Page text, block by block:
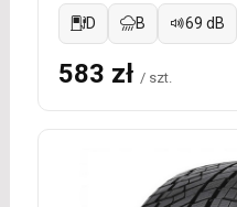
D B 69 dB
583 zł / szt.